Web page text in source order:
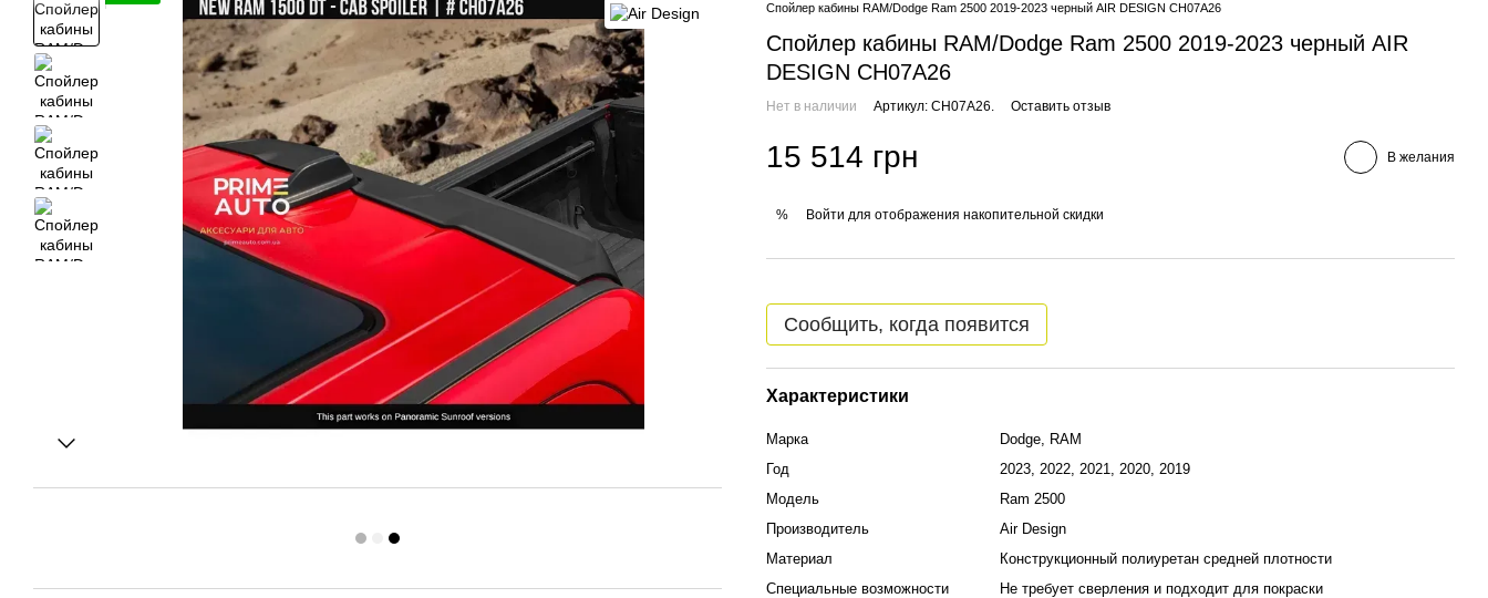
Спойлер кабины RAM/Dodge Ram 2500 2019-2023 черный AIR DESIGN CH07A26
Спойлер кабины RAM/Dodge Ram 2500 2019-2023 черный AIR
DESIGN CH07A26
Нет в наличии Артикул: CH07A26. Оставить отзыв
15 514 грн В желания
% Войти для отображения накопительной скидки
Сообщить, когда появится
Характеристики
Марка
Dodge, RAM
Год
2023, 2022, 2021, 2020, 2019
Модель
Ram 2500
Производитель
Air Design
Материал
Конструкционный полиуретан средней плотности
Специальные возможности
Не требует сверления и подходит для покраски